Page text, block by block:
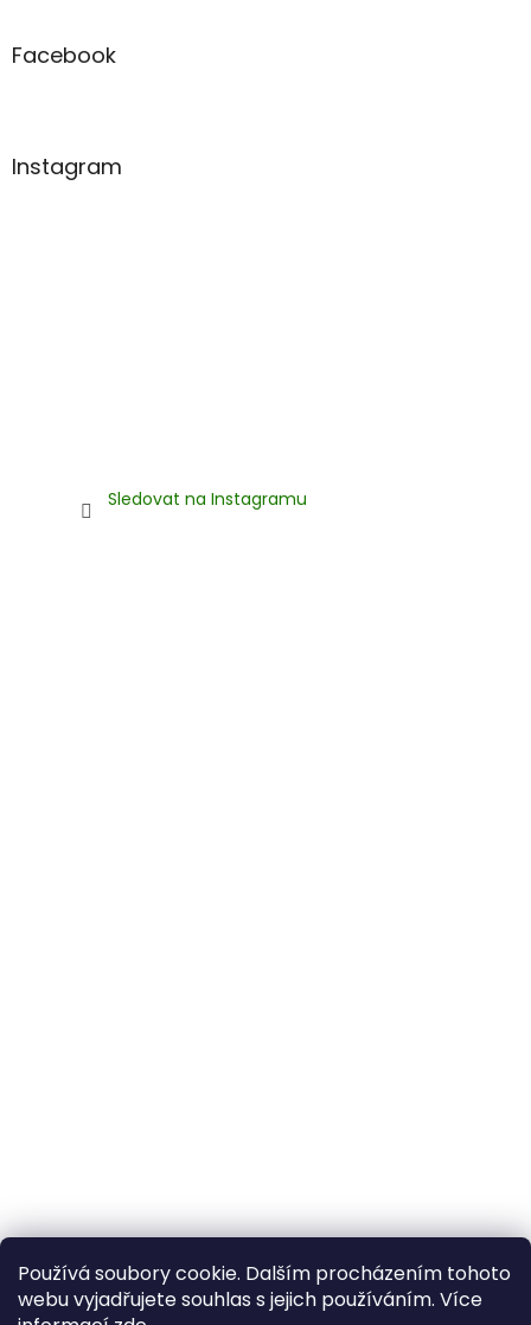
Používá soubory cookie. Dalším procházením tohoto
webu vyjadřujete souhlas s jejich používáním. Více
aFacebook
Instagram
Sledovat na Instagramu